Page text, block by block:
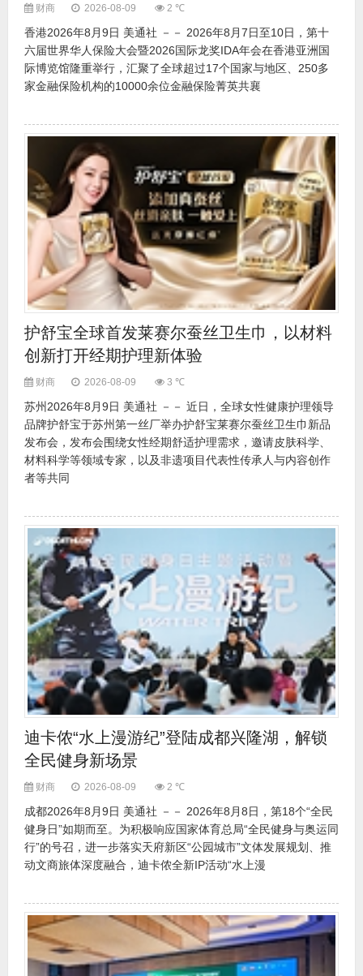
财商 2026-08-09 2 ℃
香港2026年8月9日 美通社 －－ 2026年8月7日至10日，第十
六届世界华人保险大会暨2026国际龙奖IDA年会在香港亚洲国
际博览馆隆重举行，汇聚了全球超过17个国家与地区、250多
家金融保险机构的10000余位金融保险菁英共襄
护舒宝全球首发莱赛尔蚕丝卫生巾，以材料
创新打开经期护理新体验
财商 2026-08-09 3 ℃
苏州2026年8月9日 美通社 －－ 近日，全球女性健康护理领导
品牌护舒宝于苏州第一丝厂举办护舒宝莱赛尔蚕丝卫生巾新品
发布会，发布会围绕女性经期舒适护理需求，邀请皮肤科学、
材料科学等领域专家，以及非遗项目代表性传承人与内容创作
者等共同
迪卡侬“水上漫游纪”登陆成都兴隆湖，解锁
全民健身新场景
财商 2026-08-09 2 ℃
成都2026年8月9日 美通社 －－ 2026年8月8日，第18个“全民
健身日”如期而至。为积极响应国家体育总局“全民健身与奥运同
行”的号召，进一步落实天府新区“公园城市”文体发展规划、推
动文商旅体深度融合，迪卡侬全新IP活动“水上漫